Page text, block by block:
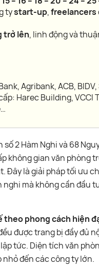
tystart-up,freelancers
trở lên, linh động và
Agribank, ACB,
Harec Building, VCCI
2 Hàm Nghi và 68
không gian văn phòng
Đây là giải pháp tối ưu
mà không cần đầu
phong cách hiện
được trang bị đầy đủ
tức. Diện tích văn
đến các công ty lớn.